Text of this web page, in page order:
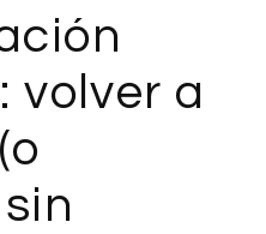
volver a